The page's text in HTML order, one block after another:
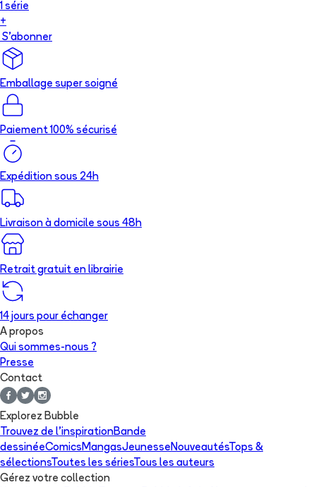
1 série
+
S'abonner
Emballage super soigné
Paiement 100% sécurisé
Expédition sous 24h
Livraison à domicile sous 48h
Retrait gratuit en librairie
14 jours pour échanger
A propos
Qui sommes-nous ?
Presse
Contact
Explorez Bubble
Trouvez de l'inspirationBande
dessinéeComicsMangasJeunesseNouveautésTops &
sélectionsToutes les sériesTous les auteurs
Gérez votre collection